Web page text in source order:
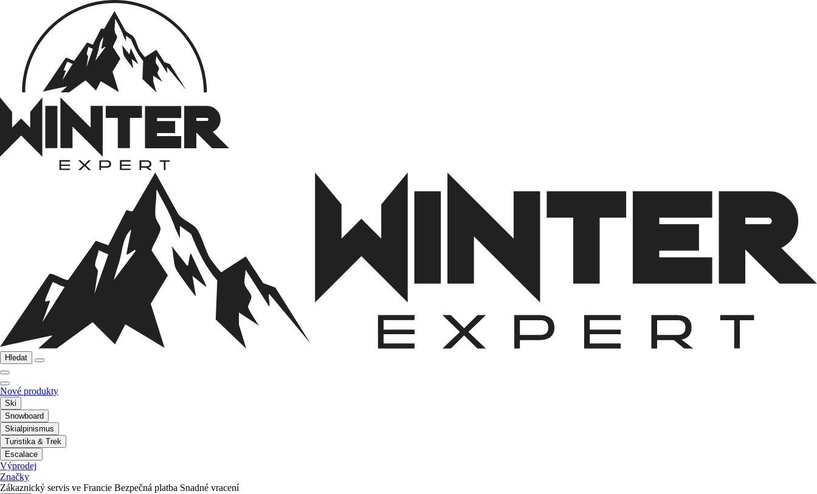
Hledat
Nové produkty
Ski
Snowboard
Skialpinismus
Turistika & Trek
Escalace
Výprodej
Značky
Zákaznický servis ve Francie Bezpečná platba Snadné vracení